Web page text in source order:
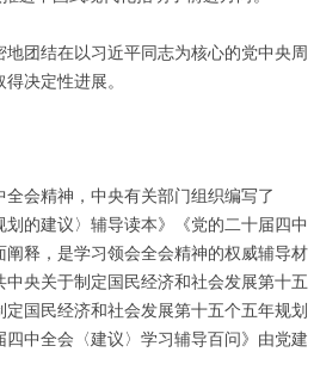
团结在以习近平同志为核心的党中央周
决定性进展。
会精神，中央有关部门组织编写了
的建议〉辅导读本》《党的二十届四中
释，是学习领会全会精神的权威辅导材
央关于制定国民经济和社会发展第十五
国民经济和社会发展第十五个五年规划
中全会〈建议〉学习辅导百问》由党建